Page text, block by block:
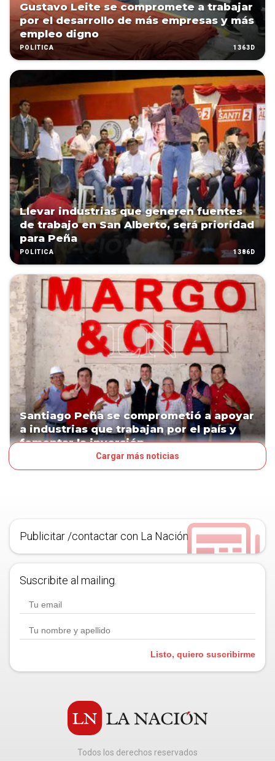
Gustavo Leite se compromete a trabajar
por el desarrollo de más empresas y más
empleo digno
POLÍTICA 1363D
Llevar industrias que generen fuentes
de trabajo en San Alberto, será prioridad
para Peña
POLÍTICA 1386D
Santiago Peña se comprometió a apoyar
a industrias que trabajan por el país y
fomentar la inversión
Cargar más noticias
Publicitar /contactar con La Nación
Suscribite al mailing.
Listo, quiero suscribirme
Todos los derechos reservados